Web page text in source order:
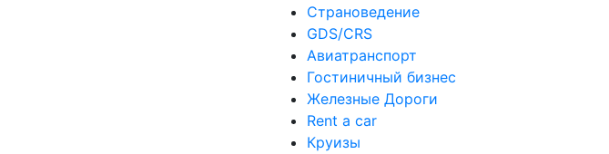
Страноведение
GDS/CRS
Авиатранспорт
Гостиничный бизнес
Железные Дороги
Rent a car
Круизы